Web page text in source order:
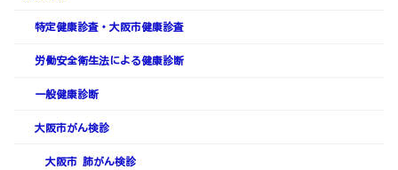
特定健康診査・大阪市健康診査
労働安全衛生法による健康診断
一般健康診断
大阪市がん検診
大阪市 肺がん検診